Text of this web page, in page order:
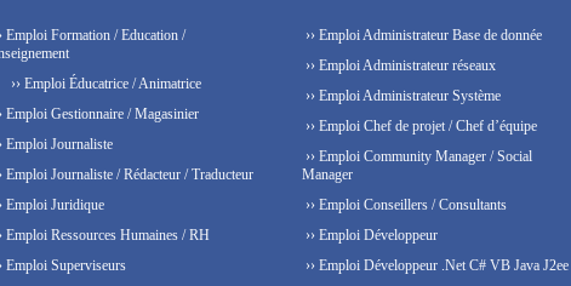
Emploi Formation / Education /
›› Emploi Éducatrice / Animatrice
Emploi Gestionnaire / Magasinier
Emploi Journaliste
Emploi Journaliste / Rédacteur / Traducteur
Emploi Juridique
Emploi Ressources Humaines / RH
Emploi Superviseurs
›› Emploi Administrateur Base de donnée
›› Emploi Administrateur réseaux
›› Emploi Administrateur Système
›› Emploi Chef de projet / Chef d’équipe
›› Emploi Community Manager / Social
Manager
›› Emploi Conseillers / Consultants
›› Emploi Développeur
›› Emploi Développeur .Net C# VB Java J2ee